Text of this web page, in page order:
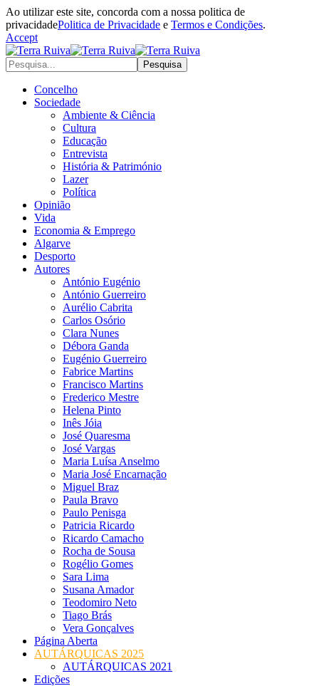
Ao utilizar este site, concorda com a nossa politica de
privacidadePolitica de Privacidade e Termos e Condições.
Accept
Concelho
Sociedade
Ambiente & Ciência
Cultura
Educação
Entrevista
História & Património
Lazer
Política
Opinião
Vida
Economia & Emprego
Algarve
Desporto
Autores
António Eugénio
António Guerreiro
Aurélio Cabrita
Carlos Osório
Clara Nunes
Débora Ganda
Eugénio Guerreiro
Fabrice Martins
Francisco Martins
Frederico Mestre
Helena Pinto
Inês Jóia
José Quaresma
José Vargas
Maria Luísa Anselmo
Maria José Encarnação
Miguel Braz
Paula Bravo
Paulo Penisga
Patricia Ricardo
Ricardo Camacho
Rocha de Sousa
Rogélio Gomes
Sara Lima
Susana Amador
Teodomiro Neto
Tiago Brás
Vera Gonçalves
Página Aberta
AUTÁRQUICAS 2025
AUTÁRQUICAS 2021
Edições